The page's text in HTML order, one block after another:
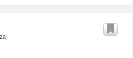
)